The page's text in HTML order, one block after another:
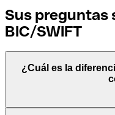
Sus preguntas
BIC/SWIFT
¿Cuál es la